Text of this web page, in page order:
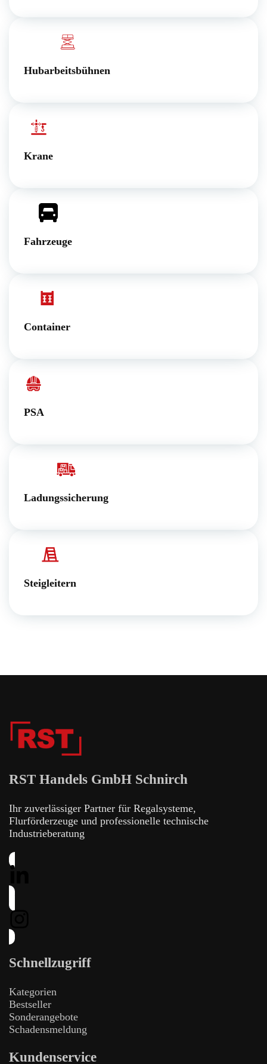
Hubarbeitsbühnen
Krane
Fahrzeuge
Container
PSA
Ladungssicherung
Steigleitern
RST Handels GmbH Schnirch
Ihr zuverlässiger Partner für Regalsysteme,
Flurförderzeuge und professionelle technische
Industrieberatung
Schnellzugriff
Kategorien
Bestseller
Sonderangebote
Schadensmeldung
Kundenservice